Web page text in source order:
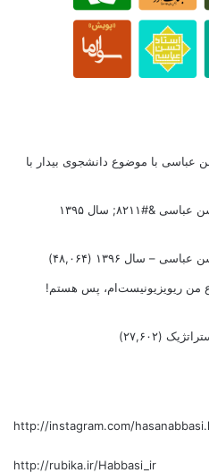
با موضوع دانشجوی بیدار با
سال ۱۳۹۵
– سال ۱۳۹۶ (۴۸,۰۶۴)
(۲۷,۶۰۲)
http://instagram.com/
http://rubika.ir/Habbasi_ir